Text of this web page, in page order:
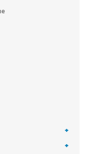
+
+